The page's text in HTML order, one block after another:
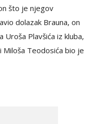
što je njegov
dolazak Brauna, on
Plavšića iz kluba,
Teodosića bio je